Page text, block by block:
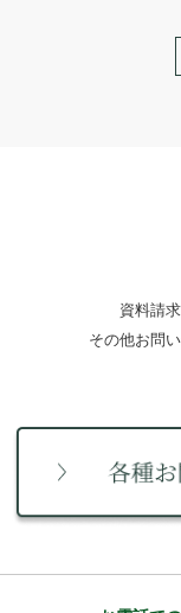
資料請
その他お問